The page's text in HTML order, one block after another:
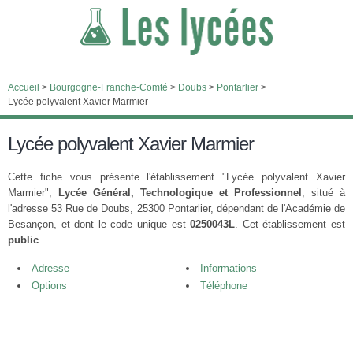
Accueil > Bourgogne-Franche-Comté > Doubs > Pontarlier >
Lycée polyvalent Xavier Marmier
Lycée polyvalent Xavier Marmier
Cette fiche vous présente l'établissement "Lycée polyvalent Xavier
Marmier",
Lycée Général, Technologique et Professionnel , situé à
l'adresse 53 Rue de Doubs, 25300 Pontarlier, dépendant de l'Académie de
Besançon, et dont le code unique est0250043L. Cet établissement est
public.
Adresse
Informations
Options
Téléphone